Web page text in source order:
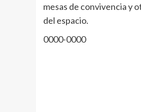
mesas de convivencia y
del espacio.
0000-0000